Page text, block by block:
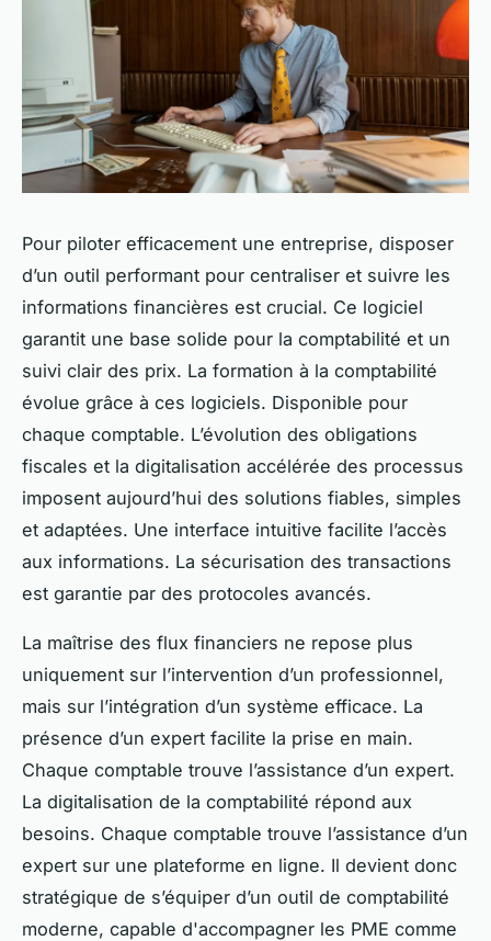
Pour piloter efficacement une entreprise, disposer
d’un outil performant pour centraliser et suivre les
informations financières est crucial. Ce logiciel
garantit une base solide pour la comptabilité et un
suivi clair des prix. La formation à la comptabilité
évolue grâce à ces logiciels. Disponible pour
chaque comptable. L’évolution des obligations
fiscales et la digitalisation accélérée des processus
imposent aujourd’hui des solutions fiables, simples
et adaptées. Une interface intuitive facilite l’accès
aux informations. La sécurisation des transactions
est garantie par des protocoles avancés.
La maîtrise des flux financiers ne repose plus
uniquement sur l’intervention d’un professionnel,
mais sur l’intégration d’un système efficace. La
présence d’un expert facilite la prise en main.
Chaque comptable trouve l’assistance d’un expert.
La digitalisation de la comptabilité répond aux
besoins. Chaque comptable trouve l’assistance d’un
expert sur une plateforme en ligne. Il devient donc
stratégique de s’équiper d’un outil de comptabilité
moderne, capable d'accompagner les PME comme